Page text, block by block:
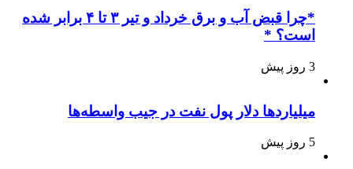
*چرا قبض آب و برق خرداد و تیر ۳ تا ۴ برابر شده
است؟ *
3 روز پیش
میلیاردها دلار پول نفت در جیب واسطه‌ها
5 روز پیش